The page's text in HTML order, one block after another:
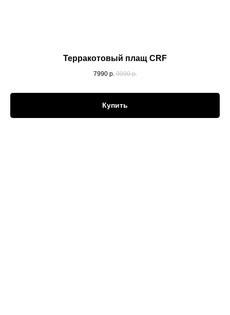
Терракотовый плащ CRF
7990 р. 9990 р.
Купить